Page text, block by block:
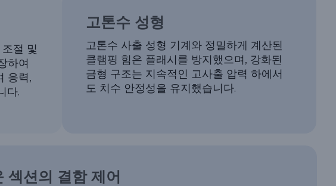
절 및
하여
응력,
다.
고톤수 성형
고톤수 사출 성형 기계와 정밀하게 계산된
클램핑 힘은 플래시를 방지했으며, 강화된
금형 구조는 지속적인 고사출 압력 하에서
도 치수 안정성을 유지했습니다.
섹션의 결함 제어